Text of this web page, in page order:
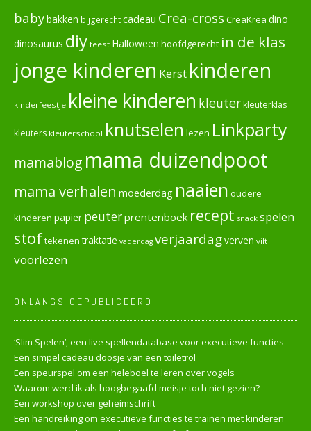
babybakken bijgerechtcadeau Crea-cross CreaKrea dino
dinosaurus diy feest Halloween hoofdgerecht in de klas
jonge kinderen Kerst kinderen
kinderfeestje kleine kinderen kleuterkleuterklas
kleuters kleuterschool knutselen lezen Linkparty
mamablog mama duizendpoot
mama verhalen moederdag naaien oudere
kinderen papier peuterprentenboek recept snack spelen
stoftekenen traktatie vaderdag verjaardagverven vilt
voorlezen
ONLANGS GEPUBLICEERD
‘Slim Spelen’, een live spellendatabase voor executieve functies
Een simpel cadeau doosje van een toiletrol
Een speurspel om een heleboel te leren over vogels
Waarom werd ik als hoogbegaafd meisje toch niet gezien?
Een workshop over geheimschrift
Een handreiking om executieve functies te trainen met kinderen